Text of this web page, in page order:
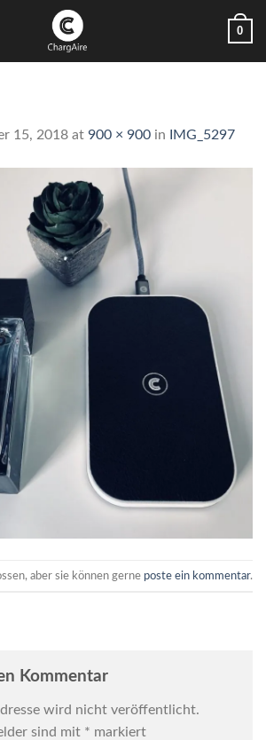
0
15, 2018 at 900 × 900 in IMG_5297
aber sie können gerne poste ein kommentar.
Kommentar
wird nicht veröffentlicht.
sind mit * markiert